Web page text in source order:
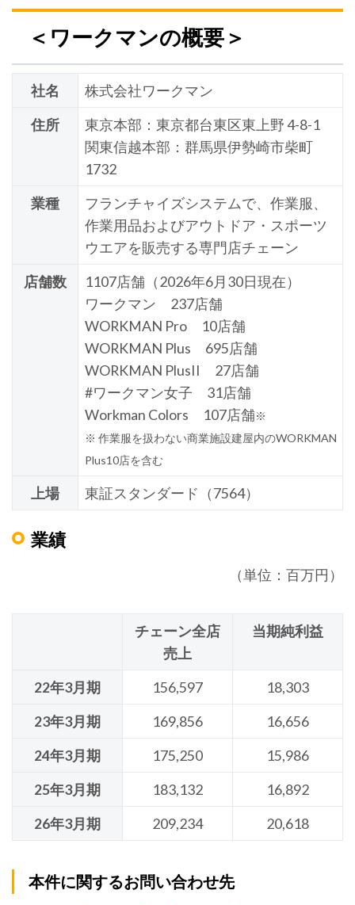
＜ワークマンの概要＞
社名
株式会社ワークマン
住所
東京本部：東京都台東区東上野 4-8-1
関東信越本部：群馬県伊勢崎市柴町
1732
業種
フランチャイズシステムで、作業服、
作業用品およびアウトドア・スポーツ
ウエアを販売する専門店チェーン
店舗数
1107店舗（2026年6月30日現在）
ワークマン 237店舗
WORKMAN Pro 10店舗
WORKMAN Plus 695店舗
WORKMAN PlusII 27店舗
#ワークマン女子 31店舗
Workman Colors 107店舗※
※ 作業服を扱わない商業施設建屋内のWORKMAN
Plus10店を含む
上場 東証スタンダード（7564）
業績
（単位：百万円）
チェーン全店
売上
当期純利益
22年3月期 156,597
18,303
23年3月期
169,856
16,656
24年3月期
175,250
15,986
25年3月期
183,132
16,892
26年3月期
209,234 20,618
本件に関するお問い合わせ先